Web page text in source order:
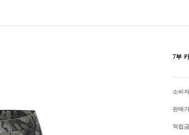
7부
소비
판매
적립금